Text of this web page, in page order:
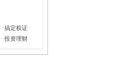
·搞定权证
·投资理财